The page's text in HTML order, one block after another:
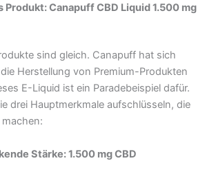
Produkt: Canapuff CBD Liquid 1.500 mg
sind gleich. Canapuff hat sich
Herstellung von Premium-Produkten
E-Liquid ist ein Paradebeispiel dafür.
drei Hauptmerkmale aufschlüsseln, die
Stärke: 1.500 mg CBD